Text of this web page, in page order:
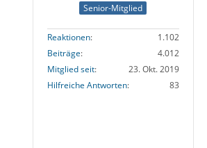
Senior-Mitglied
Reaktionen
1.102
Beiträge
4.012
Mitglied seit
23. Okt. 2019
Hilfreiche Antworten
83